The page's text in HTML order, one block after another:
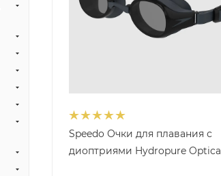
Speedo Очки для плавания с
диоптриями Hydropure Optical